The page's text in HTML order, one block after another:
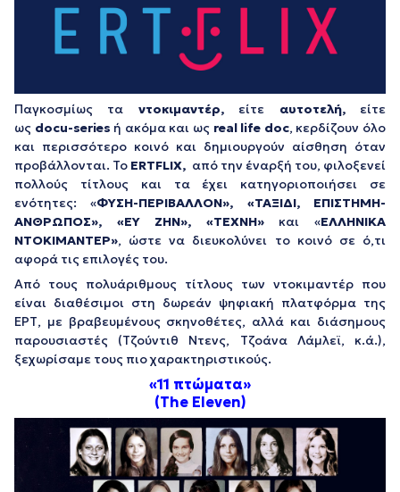
Παγκοσμίως τα ντοκιμαντέρ,είτε αυτοτελή,είτε
ως docu-series ή ακόμα και ως real life doc, κερδίζουν όλο
και περισσότερο κοινό και δημιουργούν αίσθηση όταν
προβάλλονται. Το ERTFLIX, από την έναρξή του, φιλοξενεί
πολλούς τίτλους και τα έχει κατηγοριοποιήσει σε
ενότητες: «ΦΥΣΗ-ΠΕΡΙΒΑΛΛΟΝ», «ΤΑΞΙΔΙ, ΕΠΙΣΤΗΜΗ-
ΑΝΘΡΩΠΟΣ», «ΕΥ ΖΗΝ», «ΤΕΧΝΗ»και «ΕΛΛΗΝΙΚΑ
ΝΤΟΚΙΜΑΝΤΕΡ», ώστε να διευκολύνει το κοινό σε ό,τι
αφορά τις επιλογές του.
Από τους πολυάριθμους τίτλους των ντοκιμαντέρ που
είναι διαθέσιμοι στη δωρεάν ψηφιακή πλατφόρμα της
ΕΡΤ, με βραβευμένους σκηνοθέτες, αλλά και διάσημους
παρουσιαστές (Τζούντιθ Ντενς, Τζοάνα Λάμλεϊ, κ.ά.),
ξεχωρίσαμε τους πιο χαρακτηριστικούς.
«11 πτώματα»
(The Eleven)